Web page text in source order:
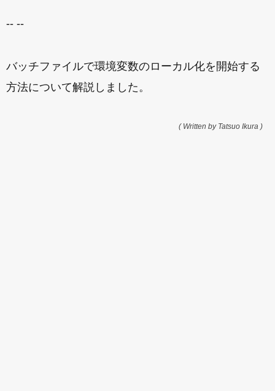
-- --
バッチファイルで環境変数のローカル化を開始する
方法について解説しました。
( Written by Tatsuo Ikura )